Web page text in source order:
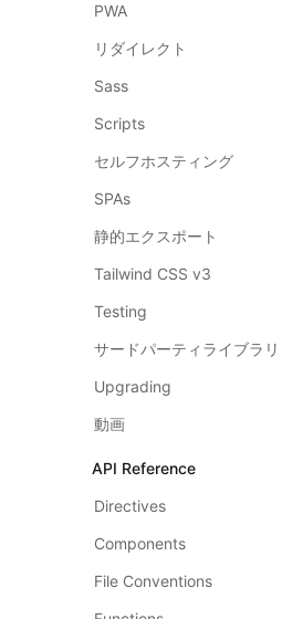
PWA
リダイレクト
Sass
Scripts
セルフホスティング
SPAs
静的エクスポート
Tailwind CSS v3
Testing
サードパーティライブラリ
Upgrading
動画
API Reference
Directives
Components
File Conventions